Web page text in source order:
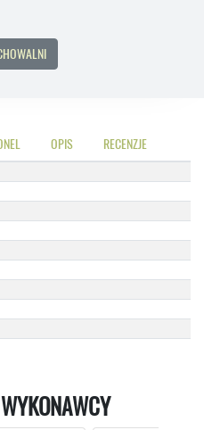
OPIS RECENZJE